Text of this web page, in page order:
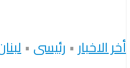
أخر الاخبار • رئيسى •